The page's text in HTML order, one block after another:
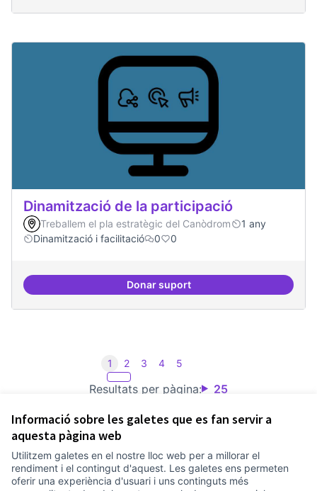
Informació sobre les galetes que es fan servir a
aquesta pàgina web
Utilitzem galetes en el nostre lloc web per a millorar el
rendiment i el contingut d'aquest. Les galetes ens permeten
oferir una experiència d'usuari i uns continguts més
Dinamització de la participació
Treballem el pla estratègic del Canòdrom
1 any
Dinamització i facilitació
0 0
Donar suportDinamització de la participació
Resultats per pàgina: 25
1 2 3 4 5
Termes i condicions d'ús
Configuració de les galetes
Comunitat Canòdrom a Facebook
(Link externo)
Comunitat Canòdrom a Instagram
(Link externo)
Comunitat Canòdrom a YouTube
(Link externo)